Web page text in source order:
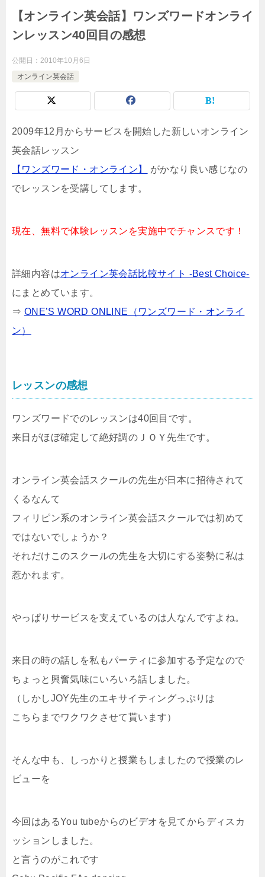
【オンライン英会話】ワンズワードオンライ
ンレッスン40回目の感想
公開日： 2010年10月6日
オンライン英会話
2009年12月からサービスを開始した新しいオンライン
英会話レッスン
【ワンズワード・オンライン】
がかなり良い感じなの
でレッスンを受講してします。
現在、無料で体験レッスンを実施中でチャンスです！
詳細内容はオンライン英会話比較サイト -Best Choice-
にまとめています。
⇒ ONE’S WORD ONLINE（ワンズワード・オンライ
ン）
レッスンの感想
ワンズワードでのレッスンは40回目です。
来日がほぼ確定して絶好調のＪＯＹ先生です。
オンライン英会話スクールの先生が日本に招待されて
くるなんて
フィリピン系のオンライン英会話スクールでは初めて
ではないでしょうか？
それだけこのスクールの先生を大切にする姿勢に私は
惹かれます。
やっぱりサービスを支えているのは人なんですよね。
来日の時の話しを私もパーティに参加する予定なので
ちょっと興奮気味にいろいろ話しました。
（しかしJOY先生のエキサイティングっぷりは
こちらまでワクワクさせて貰います）
そんな中も、しっかりと授業もしましたので授業のレ
ビューを
今回はあるYou tubeからのビデオを見てからディスカ
ッションしました。
と言うのがこれです